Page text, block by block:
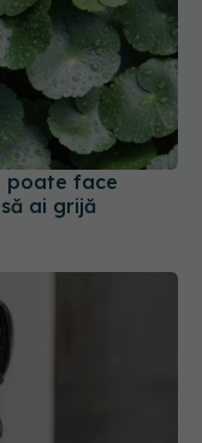
poate face
ai grijă